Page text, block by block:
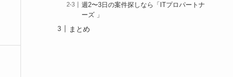
週2〜3日の案件探しなら「ITプロパートナ
ーズ 」
まとめ